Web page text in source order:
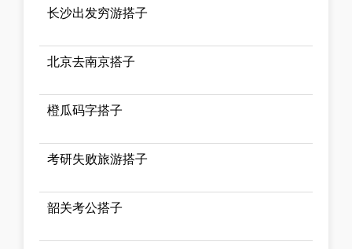
长沙出发穷游搭子
北京去南京搭子
橙瓜码字搭子
考研失败旅游搭子
韶关考公搭子